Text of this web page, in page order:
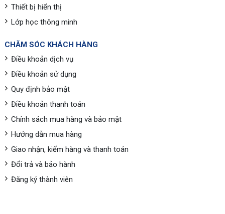
Thiết bị hiển thị
Lớp học thông minh
CHĂM SÓC KHÁCH HÀNG
Điều khoản dịch vụ
Điều khoản sử dụng
Quy định bảo mật
Điều khoản thanh toán
Chính sách mua hàng và bảo mật
Hướng dẫn mua hàng
Giao nhận, kiểm hàng và thanh toán
Đổi trả và bảo hành
Đăng ký thành viên